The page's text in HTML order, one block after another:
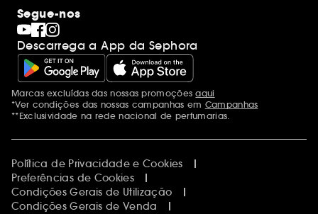
Segue-nos
Descarrega a App da Sephora
Menções adicionais
Marcas excluídas das nossas promoçõesaqui
*Ver condições das nossas campanhas em Campanhas
**Exclusividade na rede nacional de perfumarias.
Política de Privacidade e Cookies
Preferências de Cookies
Condições Gerais de Utilização
Condições Gerais de Venda